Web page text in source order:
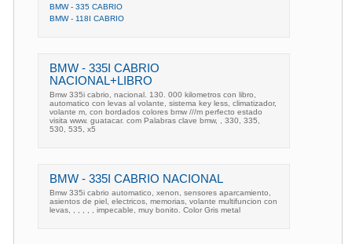
BMW - 335 CABRIO
BMW - 118I CABRIO
BMW - 335I CABRIO
NACIONAL+LIBRO
Bmw 335i cabrio, nacional. 130. 000 kilometros con libro,
automatico con levas al volante, sistema key less, climatizador,
volante m, con bordados colores bmw ///m perfecto estado
visita www. guatacar. com Palabras clave bmw, , 330, 335,
530, 535, x5
BMW - 335I CABRIO NACIONAL
Bmw 335i cabrio automatico, xenon, sensores aparcamiento,
asientos de piel, electricos, memorias, volante multifuncion con
levas, , , , , , impecable, muy bonito. Color Gris metal